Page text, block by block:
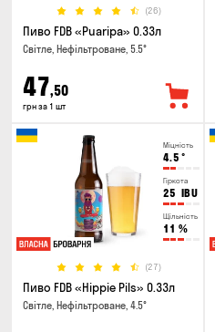
(26)
Пиво FDB «Puaripa» 0.33л
Світле, Нефільтроване, 5.5°
47,50
грн за 1 шт
Міцність
4.5 °
Гіркота
25 IBU
Щільність
11 %
(27)
Пиво FDB «Hippie Pils» 0.33л
Світле, Нефільтроване, 4.5°